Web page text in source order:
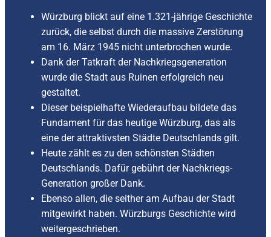
Würzburg blickt auf eine 1.321-jährige Geschichte
zurück, die selbst durch die massive Zerstörung
am 16. März 1945 nicht unterbrochen wurde.
Dank der Tatkraft der Nachkriegsgeneration
wurde die Stadt aus Ruinen erfolgreich neu
gestaltet.
Dieser beispielhafte Wiederaufbau bildete das
Fundament für das heutige Würzburg, das als
eine der attraktivsten Städte Deutschlands gilt.
Heute zählt es zu den schönsten Städten
Deutschlands. Dafür gebührt der Nachkriegs-
Generation großer Dank.
Ebenso allen, die seither am Aufbau der Stadt
mitgewirkt haben. Würzburgs Geschichte wird
weitergeschrieben.